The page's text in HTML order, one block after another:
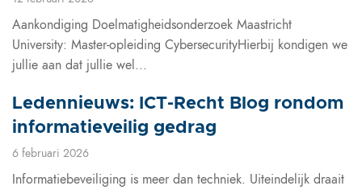
Aankondiging Doelmatigheidsonderzoek Maastricht
University: Master-opleiding CybersecurityHierbij kondigen we
jullie aan dat jullie wel...
Ledennieuws: ICT-Recht Blog rondom
informatieveilig gedrag
6 februari 2026
Informatiebeveiliging is meer dan techniek. Uiteindelijk draait